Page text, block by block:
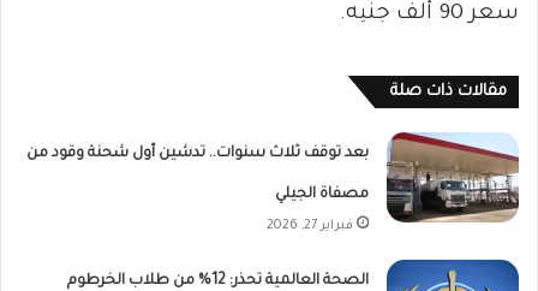
سعر 90 ألف جنيه.
مقالات ذات صلة
بعد توقف ثلاث سنوات.. تدشين أول شحنة وقود من
مصفاة الجيلي
فبراير 27, 2026
الصحة العالمية تحذر: 12% من طلاب الخرطوم